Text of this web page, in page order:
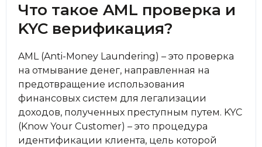
Что такое AML проверка и
KYC верификация?
AML (Anti-Money Laundering) – это проверка
на отмывание денег, направленная на
предотвращение использования
финансовых систем для легализации
доходов, полученных преступным путем. KYC
(Know Your Customer) – это процедура
идентификации клиента, цель которой